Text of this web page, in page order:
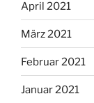
April 2021
März 2021
Februar 2021
Januar 2021